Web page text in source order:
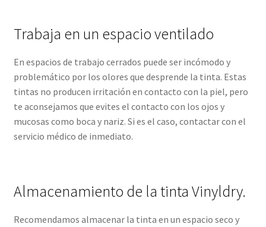
Trabaja en un espacio ventilado
En espacios de trabajo cerrados puede ser incómodo y
problemático por los olores que desprende la tinta. Estas
tintas no producen irritación en contacto con la piel, pero
te aconsejamos que evites el contacto con los ojos y
mucosas como boca y nariz. Si es el caso, contactar con el
servicio médico de inmediato.
Almacenamiento de la tinta Vinyldry.
Recomendamos almacenar la tinta en un espacio seco y